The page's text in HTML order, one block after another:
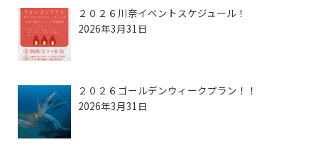
２０２６川奈イベントスケジュール！
2026年3月31日
２０２６ゴールデンウィークプラン！！
2026年3月31日